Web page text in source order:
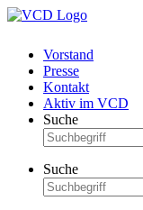
Vorstand
Presse
Kontakt
Aktiv im VCD
Suche
Suche